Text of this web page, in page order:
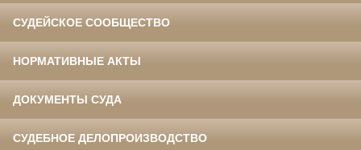
СУДЕЙСКОЕ СООБЩЕСТВО
НОРМАТИВНЫЕ АКТЫ
ДОКУМЕНТЫ СУДА
СУДЕБНОЕ ДЕЛОПРОИЗВОДСТВО